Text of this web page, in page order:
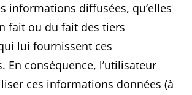
informations diffusées, qu’elles
fait ou du fait des tiers
lui fournissent ces
En conséquence, l’utilisateur
ces informations données (à